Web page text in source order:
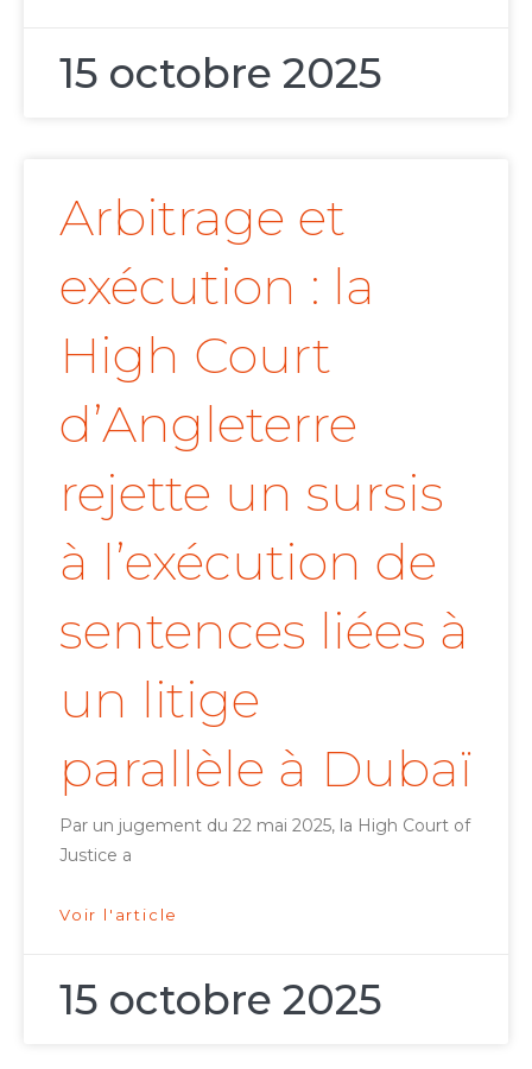
15 octobre 2025
Arbitrage et
exécution : la
High Court
d’Angleterre
rejette un sursis
à l’exécution de
sentences liées à
un litige
parallèle à Dubaï
Par un jugement du 22 mai 2025, la High Court of
Justice a
Voir l'article
15 octobre 2025